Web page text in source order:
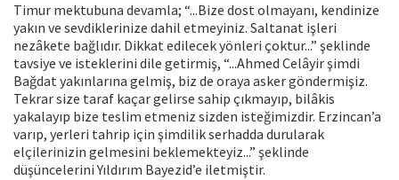
Timur mektubuna devamla; “...Bize dost olmayanı, kendinize
yakın ve sevdiklerinize dahil etmeyiniz. Saltanat işleri
nezâkete bağlıdır. Dikkat edilecek yönleri çoktur...” şeklinde
tavsiye ve isteklerini dile getirmiş, “...Ahmed Celâyir şimdi
Bağdat yakınlarına gelmiş, biz de oraya asker göndermişiz.
Tekrar size taraf kaçar gelirse sahip çıkmayıp, bilâkis
yakalayıp bize teslim etmeniz sizden isteğimizdir. Erzincan’a
varıp, yerleri tahrip için şimdilik serhadda durularak
elçilerinizin gelmesini beklemekteyiz...” şeklinde
düşüncelerini Yıldırım Bayezid’e iletmiştir.